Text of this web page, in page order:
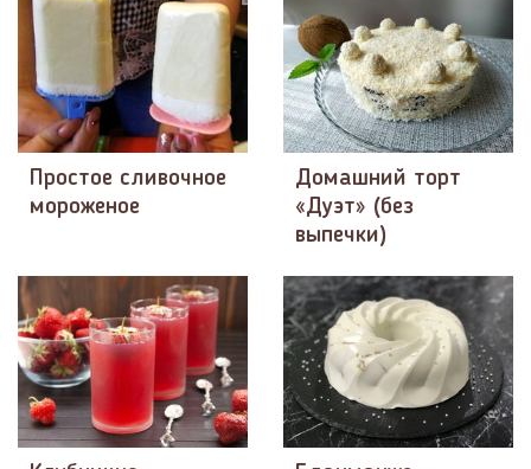
Простое сливочное
мороженое
Домашний торт
«Дуэт» (без
выпечки)